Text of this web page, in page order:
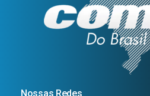
Nossas Redes